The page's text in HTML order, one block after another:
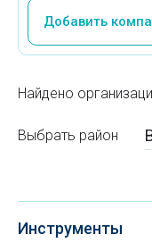
Добавить
Найдено
Выбрать район
Инструменты